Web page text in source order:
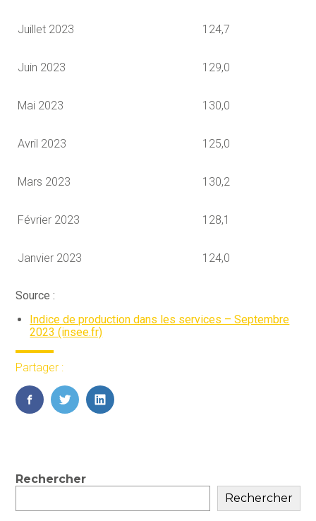
Juillet 2023 124,7
Juin 2023 129,0
Mai 2023 130,0
Avril 2023 125,0
Mars 2023 130,2
Février 2023 128,1
Janvier 2023 124,0
Source :
Indice de production dans les services – Septembre
2023 (insee.fr)
Partager :
FaceBook
TwitterLinkedIn
Blog
Rechercher
Rechercher